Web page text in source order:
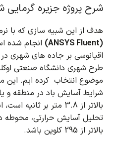
شرح پروژهجزیره گرمایی
هدف از این شبیه سازی که با نرم
(ANSYS Fluent)
انجام شده
اقیانوسی بر جاده های شهری
موضوع انتخاب کرده ایم. این
شرایط آسایش باد در منطقه و
بالاتر از 3.8 متر بر ثانیه است، انجام شده است.
تحلیل آسایش حرارتی، محوطه
بالاتر از 295 کلوین باشد.